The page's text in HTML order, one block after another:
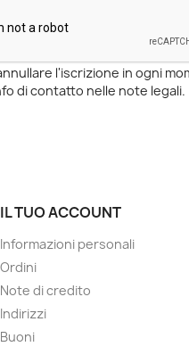
l'iscrizione in ogni
di contatto nelle note legali.
IL TUO ACCOUNT
Informazioni personali
Ordini
Note di credito
Indirizzi
Buoni